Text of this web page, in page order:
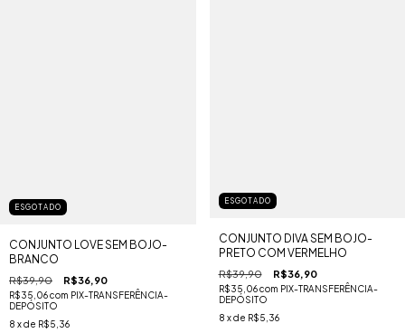
ESGOTADO
CONJUNTO LOVE SEM BOJO-
BRANCO
R$39,90 R$36,90
R$35,06com PIX-TRANSFERÊNCIA-
DEPÓSITO
8 x de R$5,36
ESGOTADO
CONJUNTO DIVA SEM BOJO-
PRETO COM VERMELHO
R$39,90 R$36,90
R$35,06com PIX-TRANSFERÊNCIA-
DEPÓSITO
8 x de R$5,36